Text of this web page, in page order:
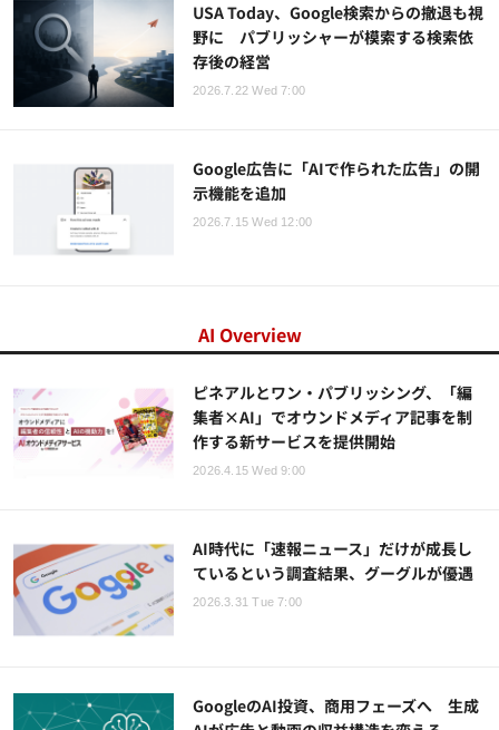
USA Today、Google検索からの撤退も視
野に パブリッシャーが模索する検索依
存後の経営
2026.7.22 Wed 7:00
Google広告に「AIで作られた広告」の開
示機能を追加
2026.7.15 Wed 12:00
AI Overview
ピネアルとワン・パブリッシング、「編
集者×AI」でオウンドメディア記事を制
作する新サービスを提供開始
2026.4.15 Wed 9:00
AI時代に「速報ニュース」だけが成長し
ているという調査結果、グーグルが優遇
2026.3.31 Tue 7:00
GoogleのAI投資、商用フェーズへ 生成